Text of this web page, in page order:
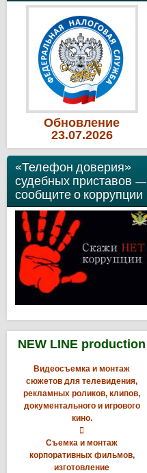
Обновление
23.07.2026
«Телефон доверия»
судебных приставов —
сообщите о коррупции
NEW LINE production
Видеосъемка и монтаж
сюжетов для телевидения,
рекламных роликов, клипов,
документального и игрового
кино.

Съемка и монтаж
корпоративных фильмов,
изготовление